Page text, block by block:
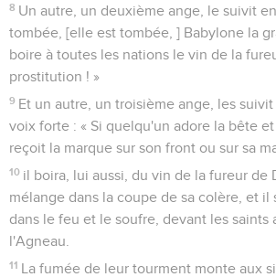
8 Un autre, un deuxième ange, le suivit
tombée, [elle est tombée, ] Babylone la
boire à toutes les nations le vin de la
prostitution ! »
9 Et un autre, un troisième ange, les
voix forte : « Si quelqu'un adore la bête
reçoit la marque sur son front ou sur sa
10 il boira, lui aussi, du vin de la fureur de
mélange dans la coupe de sa colère, et il
dans le feu et le soufre, devant les saints
l'Agneau.
11 La fumée de leur tourment monte aux